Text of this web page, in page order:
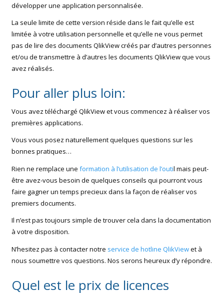
développer une application personnalisée.
La seule limite de cette version réside dans le fait qu’elle est
limitée à votre utilisation personnelle et qu’elle ne vous permet
pas de lire des documents QlikView créés par d’autres personnes
et/ou de transmettre à d’autres les documents QlikView que vous
avez réalisés.
Pour aller plus loin:
Vous avez téléchargé QlikView et vous commencez à réaliser vos
premières applications.
Vous vous posez naturellement quelques questions sur les
bonnes pratiques…
Rien ne remplace une formation à l’utilisation de l’outil mais peut-
être avez-vous besoin de quelques conseils qui pourront vous
faire gagner un temps precieux dans la façon de réaliser vos
premiers documents.
Il n’est pas toujours simple de trouver cela dans la documentation
à votre disposition.
N’hesitez pas à contacter notre service de hotline QlikViewet à
nous soumettre vos questions. Nos serons heureux d’y répondre.
Quel est le prix de licences